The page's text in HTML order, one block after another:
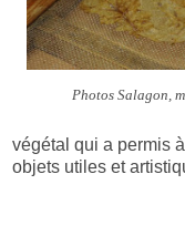
Photos Salagon,
végétal qui a permis
objets utiles et